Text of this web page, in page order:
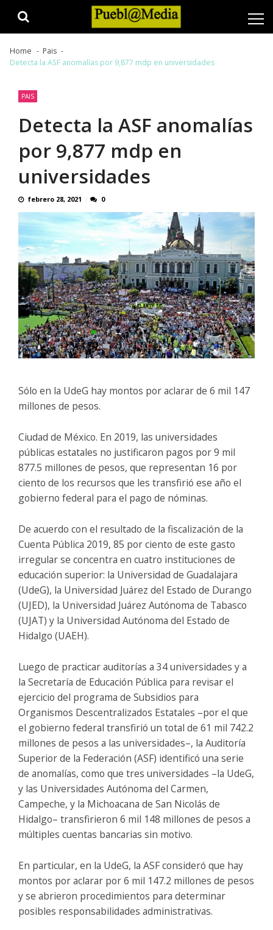
Home
Pais
Detecta la ASF anomalías por 9,877 mdp en universidades
PAIS
Detecta la ASF anomalías
por 9,877 mdp en
universidades
febrero 28, 2021 0
Sólo en la UdeG hay montos por aclarar de 6 mil 147
millones de pesos.
Ciudad de México. En 2019, las universidades
públicas estatales no justificaron pagos por 9 mil
877.5 millones de pesos, que representan 16 por
ciento de los recursos que les transfirió ese año el
gobierno federal para el pago de nóminas.
De acuerdo con el resultado de la fiscalización de la
Cuenta Pública 2019, 85 por ciento de este gasto
irregular se concentra en cuatro instituciones de
educación superior: la Universidad de Guadalajara
(UdeG), la Universidad Juárez del Estado de Durango
(UJED), la Universidad Juárez Autónoma de Tabasco
(UJAT) y la Universidad Autónoma del Estado de
Hidalgo (UAEH).
Luego de practicar auditorías a 34 universidades y a
la Secretaría de Educación Pública para revisar el
ejercicio del programa de Subsidios para
Organismos Descentralizados Estatales –por el que
el gobierno federal transfirió un total de 61 mil 742.2
millones de pesos a las universidades–, la Auditoría
Superior de la Federación (ASF) identificó una serie
de anomalías, como que tres universidades –la UdeG,
y las Universidades Autónoma del Carmen,
Campeche, y la Michoacana de San Nicolás de
Hidalgo– transfirieron 6 mil 148 millones de pesos a
múltiples cuentas bancarias sin motivo.
En particular, en la UdeG, la ASF consideró que hay
montos por aclarar por 6 mil 147.2 millones de pesos
y se abrieron procedimientos para determinar
posibles responsabilidades administrativas.